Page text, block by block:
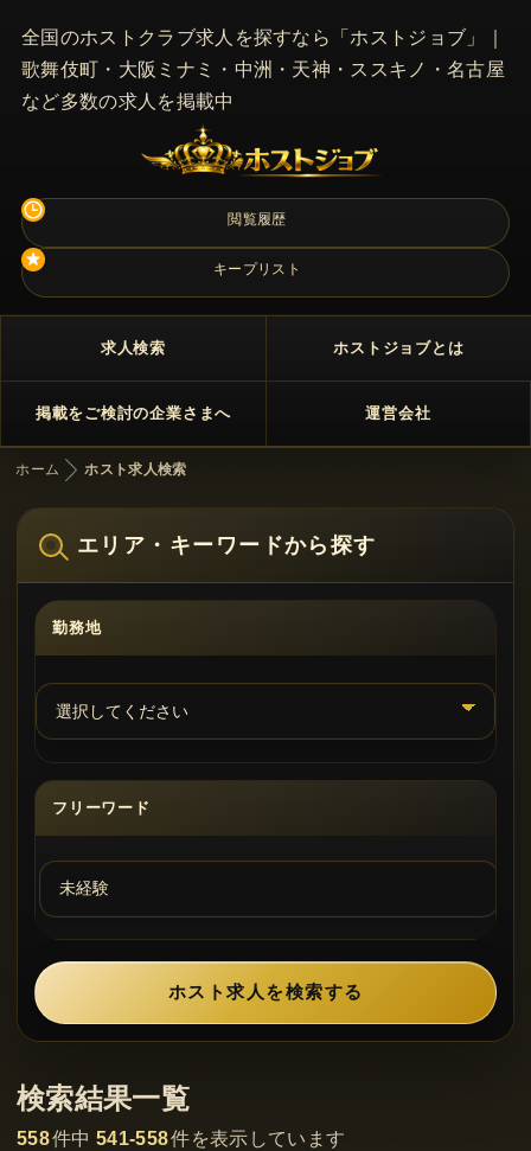
全国のホストクラブ求人を探すなら「ホストジョブ」｜
歌舞伎町・大阪ミナミ・中洲・天神・ススキノ・名古屋
など多数の求人を掲載中
閲覧履歴
キープリスト
求人検索 ホストジョブとは
掲載をご検討の企業さまへ 運営会社
ホーム ホスト求人検索
エリア・キーワードから探す
勤務地
フリーワード
検索結果一覧
558件中541-558件を表示しています